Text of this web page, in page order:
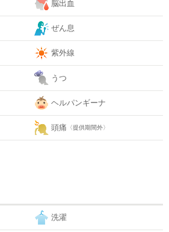
脳出血
ぜん息
紫外線
うつ
ヘルパンギーナ
頭痛 〈提供期間外〉
洗濯